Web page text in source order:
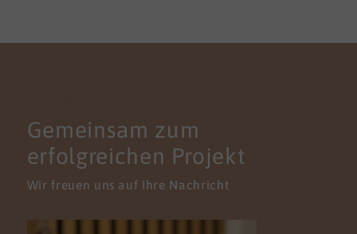
Gemeinsam zum
erfolgreichen Projekt
Wir freuen uns auf Ihre Nachricht